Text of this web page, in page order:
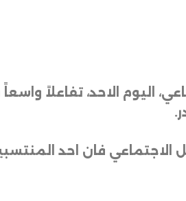
اليوم الاحد، تفاعلاً
.
الاجتماعي فان احد